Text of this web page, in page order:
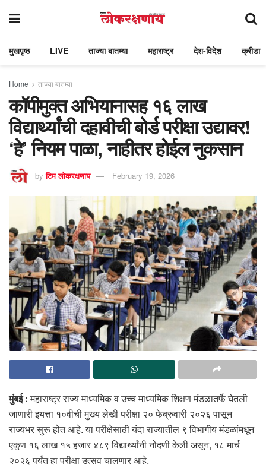
मुखपृष्ठ LIVE ताज्या बातम्या महाराष्ट्र देश-विदेश क्रीडा
Home ताज्या बातम्या
कॉपीमुक्त अभियानासह १६ लाख
विद्यार्थ्यांची दहावीची बोर्ड परीक्षा उद्यावर!
‘हे’ नियम पाळा, नाहीतर होईल नुकसान
by टिम लोकरक्षणाय February 19, 2026
मुंबई :महाराष्ट्र राज्य माध्यमिक व उच्च माध्यमिक शिक्षण मंडळातर्फे घेतली
जाणारी इयत्ता १०वीची मुख्य लेखी परीक्षा २० फेब्रुवारी २०२६ पासून
राज्यभर सुरू होत आहे. या परीक्षेसाठी यंदा राज्यातील ९ विभागीय मंडळांमधून
एकूण १६ लाख १५ हजार ४८९ विद्यार्थ्यांनी नोंदणी केली असून, १८ मार्च
२०२६ पर्यंत हा परीक्षा उत्सव चालणार आहे.